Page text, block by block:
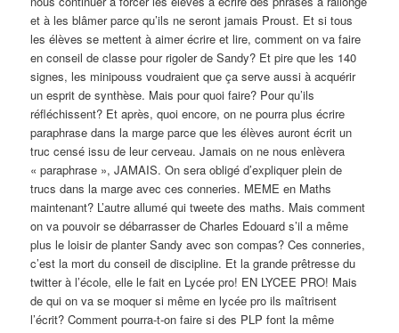
et à les blâmer parce qu’ils ne seront jamais Proust. Et si tous
les élèves se mettent à aimer écrire et lire, comment on va faire
en conseil de classe pour rigoler de Sandy? Et pire que les 140
signes, les minipouss voudraient que ça serve aussi à acquérir
un esprit de synthèse. Mais pour quoi faire? Pour qu’ils
réfléchissent? Et après, quoi encore, on ne pourra plus écrire
paraphrase dans la marge parce que les élèves auront écrit un
truc censé issu de leur cerveau. Jamais on ne nous enlèvera
« paraphrase », JAMAIS. On sera obligé d’expliquer plein de
trucs dans la marge avec ces conneries. MEME en Maths
maintenant? L’autre allumé qui tweete des maths. Mais comment
on va pouvoir se débarrasser de Charles Edouard s’il a même
plus le loisir de planter Sandy avec son compas? Ces conneries,
c’est la mort du conseil de discipline. Et la grande prêtresse du
twitter à l’école, elle le fait en Lycée pro! EN LYCEE PRO! Mais
de qui on va se moquer si même en lycée pro ils maîtrisent
l’écrit? Comment pourra-t-on faire si des PLP font la même